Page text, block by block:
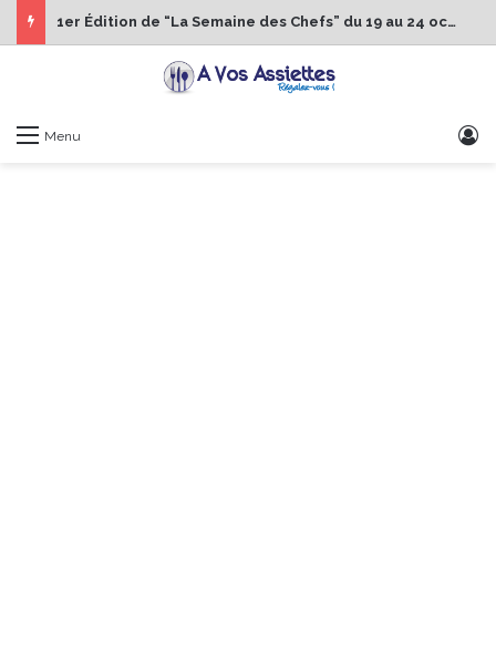
1er Édition de “La Semaine des Chefs” du 19 au 24 octobre 2026
Menu